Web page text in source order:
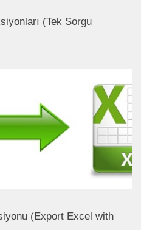
(Tek Sorgu
(Export Excel with